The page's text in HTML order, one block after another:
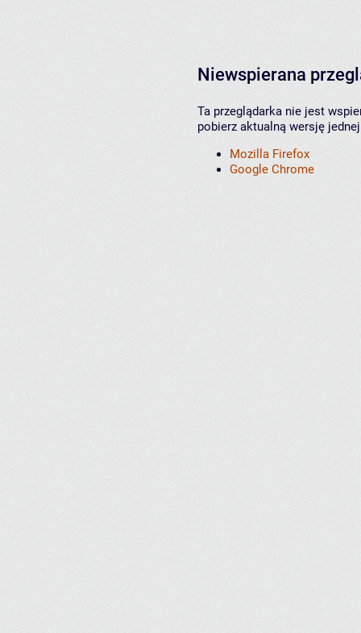
Niewspierana
Ta przeglądarka nie jest
pobierz aktualną wersję
Mozilla Firefox
Google Chrome